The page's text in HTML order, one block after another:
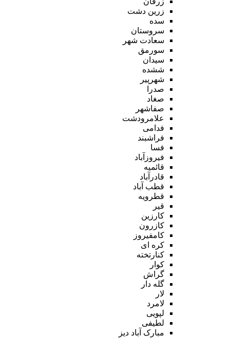
زرین دشت
سده
سروستان
سعادت شهر
سورمق
سیدان
ششده
شهرپیر
صدرا
صغاد
صفاشهر
علامرودشت
فدامی
فراشبند
فسا
فیروزآباد
قائمیه
قادرآباد
قطب آباد
قطرویه
قیر
کارزین
کازرون
کامفیروز
کره ای
کنارتخته
کوار
گراش
گله دار
لار
لامرد
لپویی
لطیفی
مبارک آباد دیز